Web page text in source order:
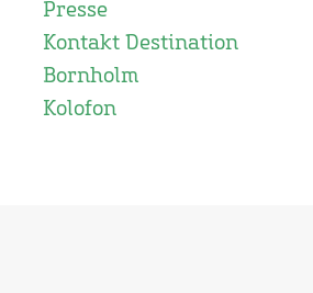
Presse
Kontakt Destination
Bornholm
Kolofon